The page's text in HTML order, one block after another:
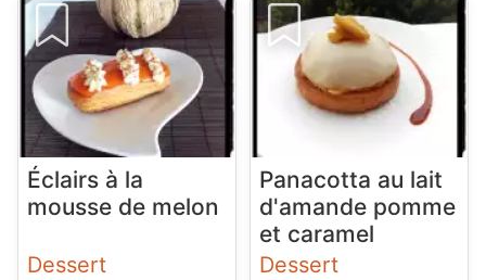
Éclairs à la
mousse de melon
Dessert
Panacotta au lait
d'amande pomme
et caramel
Dessert